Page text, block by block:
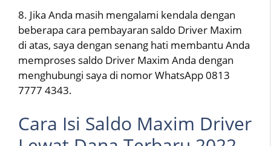
8. Jika Anda masih mengalami kendala dengan
beberapa cara pembayaran saldo Driver Maxim
di atas, saya dengan senang hati membantu Anda
memproses saldo Driver Maxim Anda dengan
menghubungi saya di nomor WhatsApp 0813
7777 4343.
Cara Isi Saldo Maxim Driver